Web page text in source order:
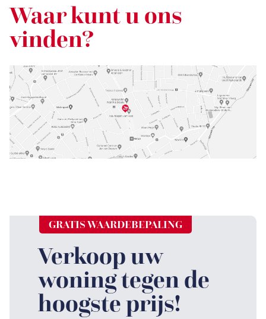
Waar kunt u ons
vinden?
GRATIS WAARDEBEPALING
Verkoop uw
woning tegen de
hoogste prijs!